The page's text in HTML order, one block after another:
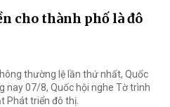
cho thành phố là đô
thường lệ lần thứ nhất, Quốc
nay 07/8, Quốc hội nghe Tờ trình
Phát triển đô thị.